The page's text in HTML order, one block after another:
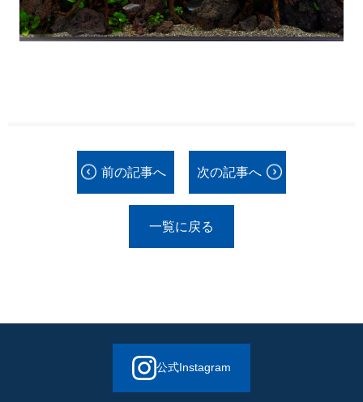
前の記事へ
一覧に戻る
次の記事へ
公式Instagram